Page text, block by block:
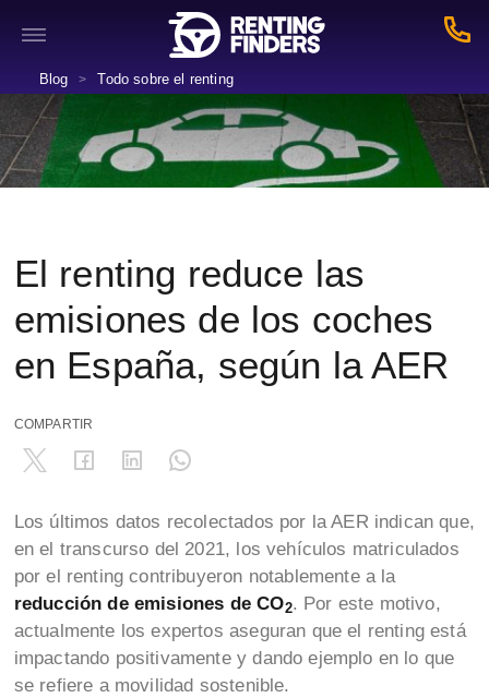
Blog > Todo sobre el renting
El renting reduce las
emisiones de los coches
en España, según la AER
COMPARTIR
Los últimos datos recolectados por la AER indican que,
en el transcurso del 2021, los vehículos matriculados
por el renting contribuyeron notablemente a la
reducción de emisiones de CO2. Por este motivo,
actualmente los expertos aseguran que el renting está
impactando positivamente y dando ejemplo en lo que
se refiere a movilidad sostenible.